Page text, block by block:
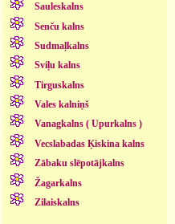
Sauleskalns
Senču kalns
Sudmaļkalns
Sviļu kalns
Tirguskalns
Vales kalniņš
Vanagkalns ( Upurkalns )
Vecslabadas Ķiskina kalns
Zābaku slēpotājkalns
Žagarkalns
Zilaiskalns